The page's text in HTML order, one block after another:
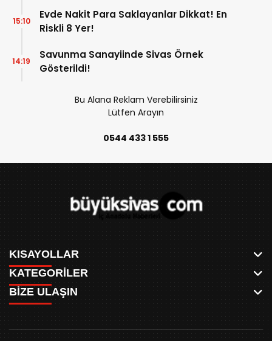
Evde Nakit Para Saklayanlar Dikkat! En
Riskli 8 Yer!
15:10
Savunma Sanayiinde Sivas Örnek
Gösterildi!
14:19
Bu Alana Reklam Verebilirsiniz
Lütfen Arayın
0544 433 1 555
KISAYOLLAR
ANASAYFA
AKSU CANLI
MEYDAN CANLI
MEDRESELER CANLI
MERAKÜM CANLI
KATEGORİLER
WHATSAPP
SPOR
SİYASET
BİZE ULAŞIN
0346 221 00 60